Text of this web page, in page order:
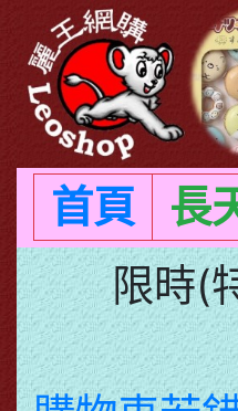
首頁 長
限時(